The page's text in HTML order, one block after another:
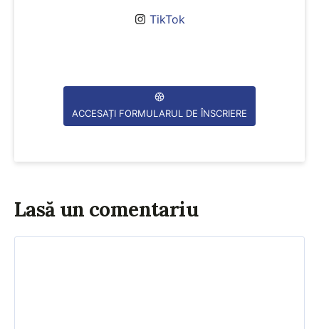
TikTok
ACCESAȚI FORMULARUL DE ÎNSCRIERE
Lasă un comentariu